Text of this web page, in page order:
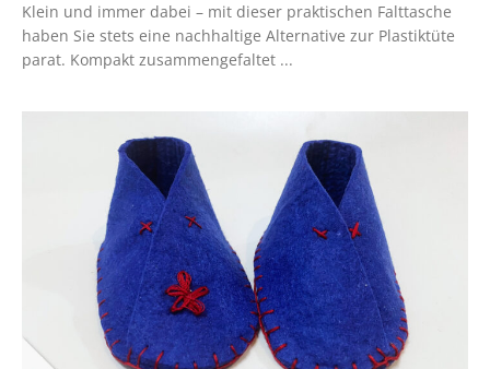
Klein und immer dabei – mit dieser praktischen Falttasche
haben Sie stets eine nachhaltige Alternative zur Plastiktüte
parat. Kompakt zusammengefaltet ...